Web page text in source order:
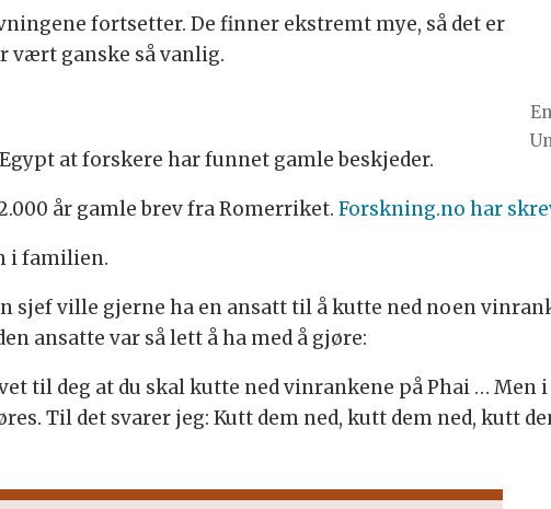
fortsetter. De finner ekstremt mye, så det er
vært ganske så vanlig.
at forskere har funnet gamle beskjeder.
år gamle brev fra Romerriket. Forskning.no har
i familien.
sjef ville gjerne ha en ansatt til å kutte ned noen
ansatte var så lett å ha med å gjøre:
til deg at du skal kutte ned vinrankene på Phai … Men
Til det svarer jeg: Kutt dem ned, kutt dem ned, kutt